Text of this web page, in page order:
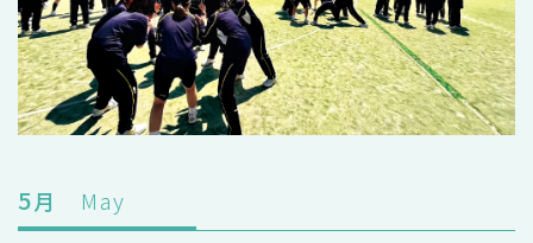
5月 May